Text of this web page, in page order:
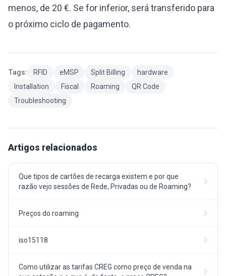
menos, de 20 €. Se for inferior, será transferido para
o próximo ciclo de pagamento.
Tags: RFID eMSP Split Billing
hardware
Installation
Fiscal Roaming
QR Code
Troubleshooting
Artigos relacionados
Que tipos de cartões de recarga existem e por que
razão vejo sessões de Rede, Privadas ou de Roaming?
Preços do roaming
iso15118
Como utilizar as tarifas CREG como preço de venda na